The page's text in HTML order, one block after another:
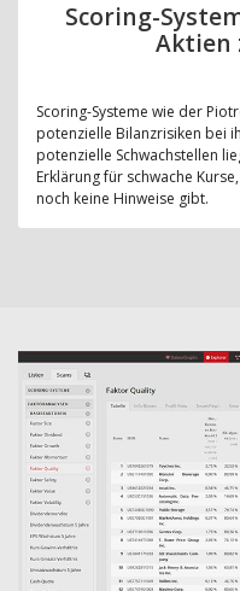
Scoring-
Aktien
Scoring-Systeme wie der
potenzielle Bilanzrisiken bei
potenzielle Schwachstellen
Erklärung für schwache
noch keine Hinweise gibt.